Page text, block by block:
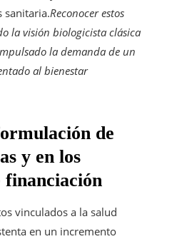
sanitaria.Reconocer estos
la visión biologicista clásica
la demanda de un
al bienestar
de
y en los
financiación
vinculados a la salud
en un incremento